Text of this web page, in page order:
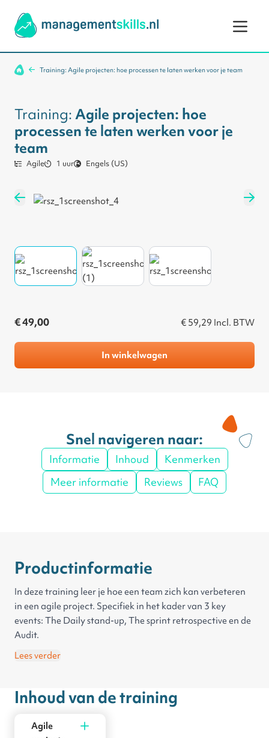
Training: Agile projecten: hoe processen te laten werken voor je team
Training:Agile projecten: hoe
processen te laten werken voor je
team
Agile 1 uur Engels (US)
€ 49,00 € 59,29 Incl. BTW
In winkelwagen
Snel navigeren naar:
Informatie Inhoud
Kenmerken
Meer informatie
Reviews FAQ
Productinformatie
In deze training leer je hoe een team zich kan verbeteren
in een agile project. Specifiek in het kader van 3 key
events: The Daily stand-up, The sprint retrospective en de
Audit.
Lees verder
Inhoud van de training
Agile